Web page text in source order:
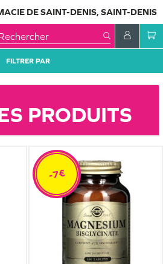
DE SAINT-DENIS, SAINT-DENIS
FILTRER PAR
PRODUITS
-7€